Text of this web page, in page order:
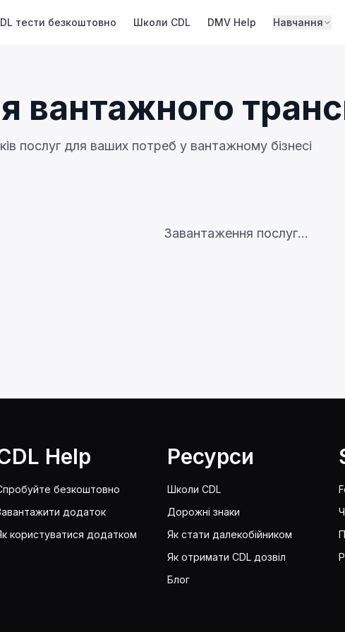
тести безкоштовно Школи CDL DMV Help Навчання
вантажного
послуг для ваших потреб у вантажному бізнесі
Завантаження послуг...
Help
безкоштовно
додаток
користуватися додатком
Ресурси
Школи CDL
Дорожні знаки
Як стати далекобійником
Як отримати CDL дозвіл
Блог